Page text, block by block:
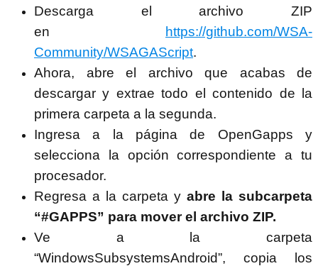
Descarga el archivo ZIP
en https://github.com/WSA-
Community/WSAGAScript.
Ahora, abre el archivo que acabas de
descargar y extrae todo el contenido de la
primera carpeta a la segunda.
Ingresa a la página de OpenGapps y
selecciona la opción correspondiente a tu
procesador.
Regresa a la carpeta y abre la subcarpeta
“#GAPPS” para mover el archivo ZIP.
Ve a la carpeta
“WindowsSubsystemsAndroid”, copia los